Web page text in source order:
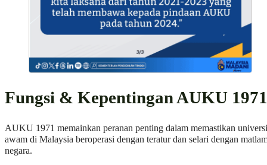
Fungsi & Kepentingan AUKU 1971
AUKU 1971 memainkan peranan penting dalam memastikan
awam di Malaysia beroperasi dengan teratur dan selari dengan
negara.